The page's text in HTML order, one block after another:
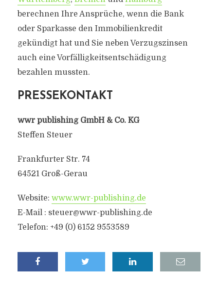
berechnen Ihre Ansprüche, wenn die Bank
oder Sparkasse den Immobilienkredit
gekündigt hat und Sie neben Verzugszinsen
auch eine Vorfälligkeitsentschädigung
bezahlen mussten.
PRESSEKONTAKT
wwr publishing GmbH & Co. KG
Steffen Steuer
Frankfurter Str. 74
64521 Groß-Gerau
Website: www.wwr-publishing.de
E-Mail : steuer@wwr-publishing.de
Telefon: +49 (0) 6152 9553589